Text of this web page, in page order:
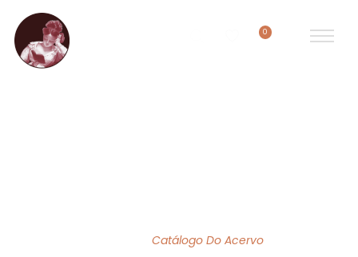
0
Catálogo Do Acervo